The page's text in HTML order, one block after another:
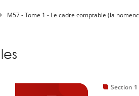
Aller au
M57 - Tome 1 - Le cadre comptable (la
Section 1